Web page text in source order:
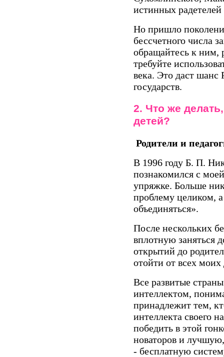
истинных
Но пришло
бессчетного числа
обращайтесь к ним,
требуйте
века. Это даст шанс
государств.
2. Что же
детей?
Родители и
В 1996 году Б. П.
познакомился с
упряжке. Больше
проблему целиком,
объединяться».
После нескольких
вплотную заняться
открытий до
отойти от всех
Все развитые
интеллектом,
принадлежит тем,
интеллекта своего
победить в этой
новаторов и
- бесплатную